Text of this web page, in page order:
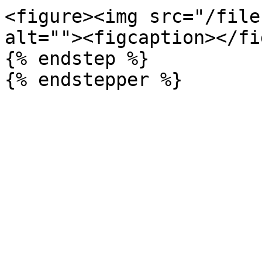
<figure><img src="/files/
alt=""><figcaption></
{% endstep %}